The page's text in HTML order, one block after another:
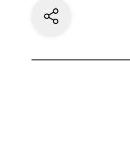
Aktuelle Seite teilen